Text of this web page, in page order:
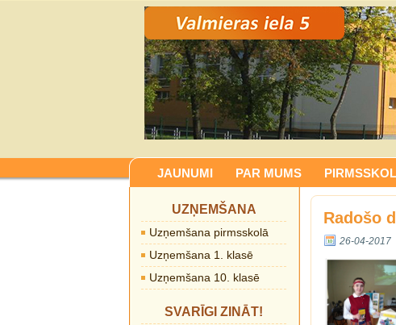
JAUNUMI PAR MUMS
UZŅEMŠANA
Uzņemšana pirmsskolā
Uzņemšana 1. klasē
Uzņemšana 10. klasē
SVARĪGI ZINĀT!
Radošo
26-04-2017